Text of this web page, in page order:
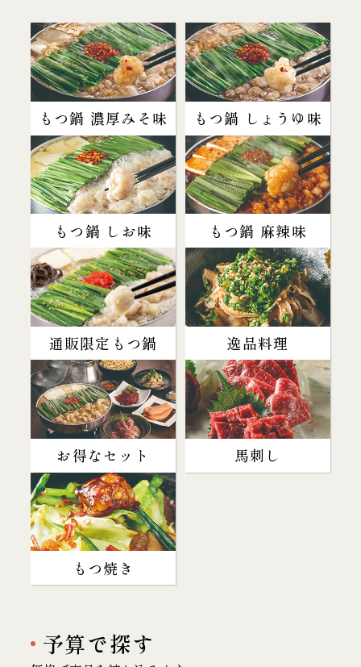
もつ鍋 濃厚みそ味 もつ鍋 しょうゆ味
もつ鍋 しお味 もつ鍋 麻辣味
通販限定もつ鍋 逸品料理
お得なセット 馬刺し
もつ焼き
予算で探す